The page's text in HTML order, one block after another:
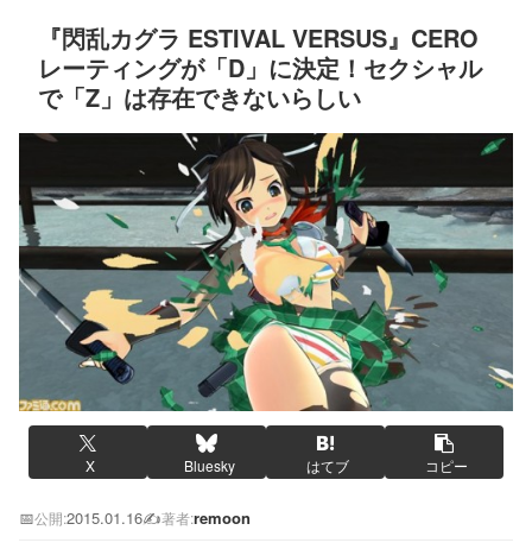
『閃乱カグラ ESTIVAL VERSUS』CERO
レーティングが「D」に決定！セクシャル
で「Z」は存在できないらしい
X Bluesky はてブ コピー
📅公開:2015.01.16✍️著者:remoon